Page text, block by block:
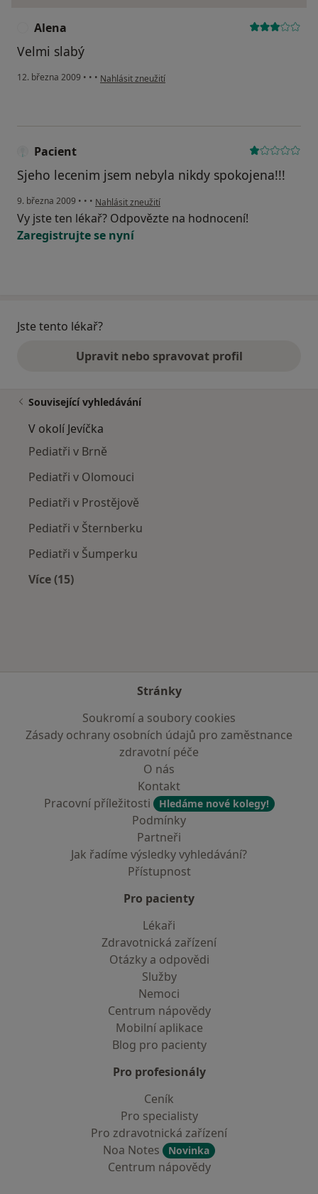
Alena
Velmi slabý
12. března 2009 • • • podle názoru uživatele Alena
Nahlásit zneužití
Pacient
Sjeho lecenim jsem nebyla nikdy spokojena!!!
9. března 2009 • • • podle názoru uživatele Pacient
Nahlásit zneužití
Vy jste ten lékař? Odpovězte na hodnocení!
Zaregistrujte se nyní
Jste tento lékař?
Upravit nebo spravovat profil
Související vyhledávání
V okolí Jevíčka
Pediatři v Brně
Pediatři v Olomouci
Pediatři v Prostějově
Pediatři v Šternberku
Pediatři v Šumperku
Více (15)
Stránky
Soukromí a soubory cookies
Zásady ochrany osobních údajů pro zaměstnance
zdravotní péče
O nás
Kontakt
Pracovní příležitosti
Hledáme nové kolegy!
Podmínky
Partneři
Jak řadíme výsledky vyhledávání?
Přístupnost
Pro pacienty
Lékaři
Zdravotnická zařízení
Otázky a odpovědi
Služby
Nemoci
Centrum nápovědy
Mobilní aplikace
Blog pro pacienty
Pro profesionály
Ceník
Pro specialisty
Pro zdravotnická zařízení
Noa Notes
Novinka
Centrum nápovědy